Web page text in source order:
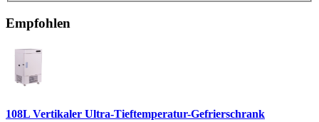
Empfohlen
108L Vertikaler Ultra-Tieftemperatur-Gefrierschrank